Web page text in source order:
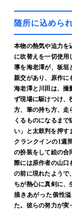
随所に込めら
本物の熱気や迫力を
に吹替えを一切使用
導を海老澤が、板垣
親交があり、原作に
海老澤と川田は、撮
ず現場に駆けつけ、
方、筆の持ち方、走
くるものになるま
い」と太鼓判を押す
クランクインの1週
の扮装をして絵の合
際には原作者の山口
の前に現れたようで
ちが熱心に真剣に、
描きあがった個性
た。彼らの努力が実